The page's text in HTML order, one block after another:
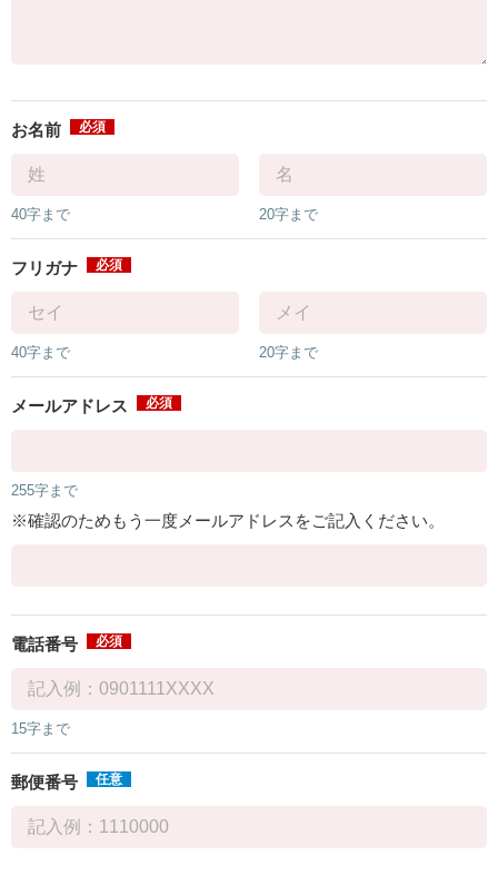
お名前 必須
40字まで 20字まで
フリガナ 必須
40字まで 20字まで
メールアドレス 必須
255字まで
※確認のためもう一度メールアドレスをご記入ください。
電話番号 必須
15字まで
郵便番号 任意